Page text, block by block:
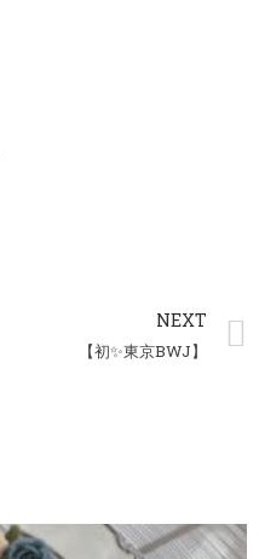
NEXT
【初✨東京BWJ】